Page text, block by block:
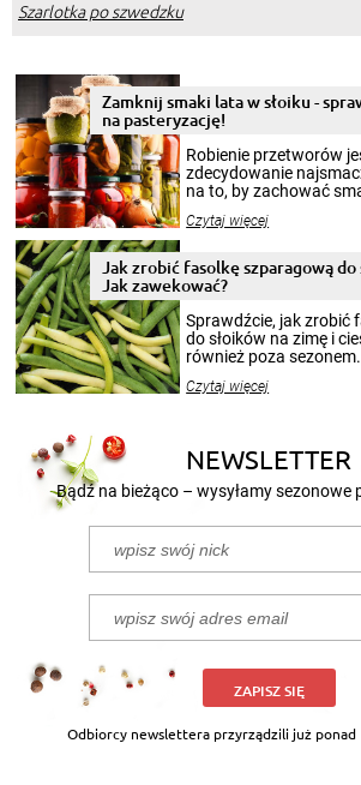
Szarlotka po szwedzku
Zamknij smaki lata w słoiku -
na pasteryzację!
Robienie przetworów
zdecydowanie
na to, by zachować
krajobrazów, by cieszyć
pełni poczuć
miesięcy.
patenty, które pozwolą
przetworów.
Czytaj więcej
Jak zrobić fasolkę szparagową do
Jak zawekować?
Sprawdźcie, jak zrobić
do słoików na zimę i
również poza
nasze propozycje!
Czytaj więcej
NEWSLETTER
Bądź na bieżąco – wysyłamy sezonowe
ZAPISZ SIĘ
Odbiorcy newslettera przyrządzili już ponad